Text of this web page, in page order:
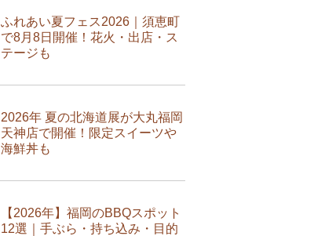
ふれあい夏フェス2026｜須恵町
で8月8日開催！花火・出店・ス
テージも
2026年 夏の北海道展が大丸福岡
天神店で開催！限定スイーツや
海鮮丼も
【2026年】福岡のBBQスポット
12選｜手ぶら・持ち込み・目的